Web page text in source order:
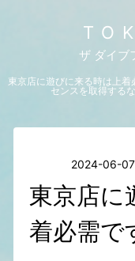
ザ ダイブ
東京店に遊びに来る時は上
センスを取得する
2024-06-07
東京店に
着必需で